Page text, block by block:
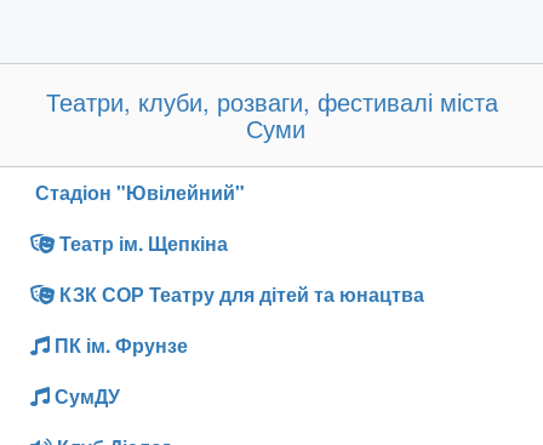
Театри, клуби, розваги, фестивалі міста
Суми
Стадіон "Ювілейний"
Театр ім. Щепкіна
КЗК СОР Театру для дітей та юнацтва
ПК ім. Фрунзе
СумДУ